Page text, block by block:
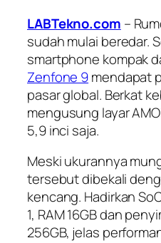
LABTekno.com –
sudah mulai beredar.
smartphone kompak
Zenfone 9mendapat
pasar global. Berkat
mengusung layar
5,9 inci saja.
Meski ukurannya
tersebut dibekali
kencang. Hadirkan
1, RAM 16GB dan
256GB, jelas